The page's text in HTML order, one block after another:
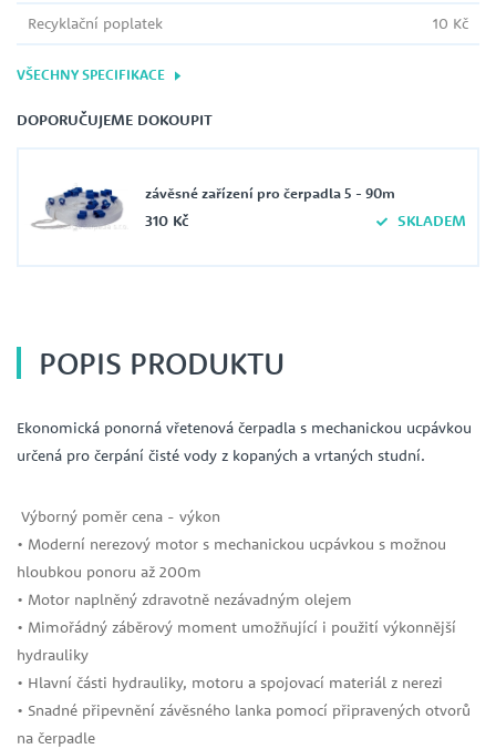
Recyklační poplatek 10 Kč
VŠECHNY SPECIFIKACE
DOPORUČUJEME DOKOUPIT
závěsné zařízení pro čerpadla 5 - 90m
310 Kč SKLADEM
POPIS PRODUKTU
Ekonomická ponorná vřetenová čerpadla s mechanickou ucpávkou
určená pro čerpání čisté vody z kopaných a vrtaných studní.
Výborný poměr cena - výkon
• Moderní nerezový motor s mechanickou ucpávkou s možnou
hloubkou ponoru až 200m
• Motor naplněný zdravotně nezávadným olejem
• Mimořádný záběrový moment umožňující i použití výkonnější
hydrauliky
• Hlavní části hydrauliky, motoru a spojovací materiál z nerezi
• Snadné připevnění závěsného lanka pomocí připravených otvorů
na čerpadle